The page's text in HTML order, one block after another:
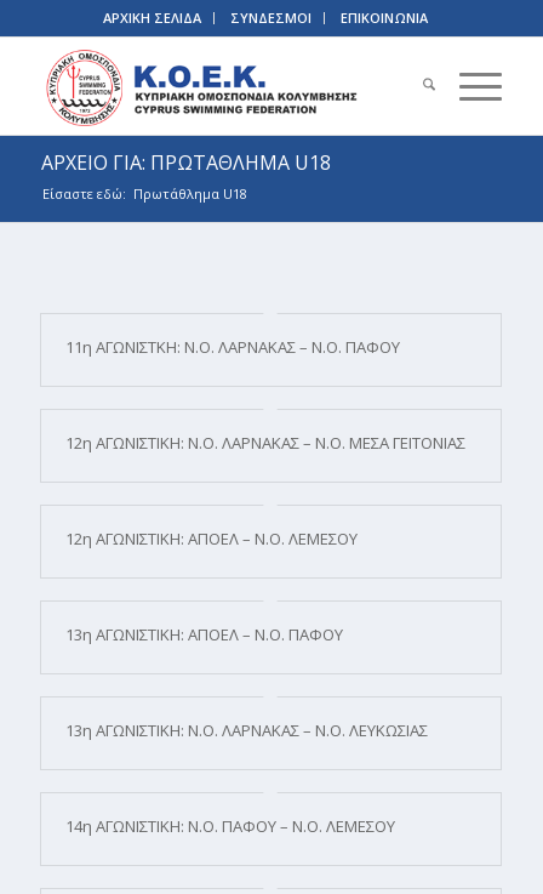
ΑΡΧΙΚΗ ΣΕΛΙΔΑ ΣΥΝΔΕΣΜΟΙ ΕΠΙΚΟΙΝΩΝΙΑ
ΑΡΧΕΙΟ ΓΙΑ: ΠΡΩΤΑΘΛΗΜΑ U18
Είσαστε εδώ: Πρωτάθλημα U18
11η ΑΓΩΝΙΣΤΚΗ: Ν.Ο. ΛΑΡΝΑΚΑΣ – Ν.Ο. ΠΑΦΟΥ
12η ΑΓΩΝΙΣΤΙΚΗ: Ν.Ο. ΛΑΡΝΑΚΑΣ – Ν.Ο. ΜΕΣΑ ΓΕΙΤΟΝΙΑΣ
12η ΑΓΩΝΙΣΤΙΚΗ: ΑΠΟΕΛ – Ν.Ο. ΛΕΜΕΣΟΥ
13η ΑΓΩΝΙΣΤΙΚΗ: ΑΠΟΕΛ – Ν.Ο. ΠΑΦΟΥ
13η ΑΓΩΝΙΣΤΙΚΗ: Ν.Ο. ΛΑΡΝΑΚΑΣ – Ν.Ο. ΛΕΥΚΩΣΙΑΣ
14η ΑΓΩΝΙΣΤΙΚΗ: Ν.Ο. ΠΑΦΟΥ – Ν.Ο. ΛΕΜΕΣΟΥ